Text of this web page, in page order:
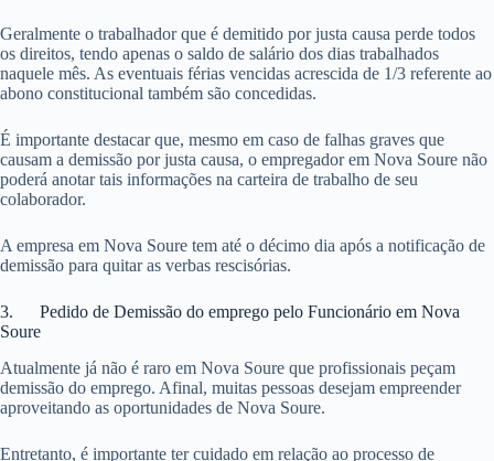
Geralmente o trabalhador que é demitido por justa causa perde todos
os direitos, tendo apenas o saldo de salário dos dias trabalhados
naquele mês. As eventuais férias vencidas acrescida de 1/3 referente ao
abono constitucional também são concedidas.
É importante destacar que, mesmo em caso de falhas graves que
causam a demissão por justa causa, o empregador em Nova Soure não
poderá anotar tais informações na carteira de trabalho de seu
colaborador.
A empresa em Nova Soure tem até o décimo dia após a notificação de
demissão para quitar as verbas rescisórias.
3. Pedido de Demissão do emprego pelo Funcionário em Nova
Soure
Atualmente já não é raro em Nova Soure que profissionais peçam
demissão do emprego. Afinal, muitas pessoas desejam empreender
aproveitando as oportunidades de Nova Soure.
Entretanto, é importante ter cuidado em relação ao processo de